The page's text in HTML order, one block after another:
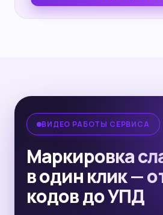
ВИДЕО РАБОТЫ СЕРВИСА
Маркировка
в один клик —
кодов до УПД